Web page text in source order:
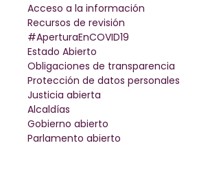
Acceso a la información
Recursos de revisión
#AperturaEnCOVID19
Estado Abierto
Obligaciones de transparencia
Protección de datos personales
Justicia abierta
Alcaldías
Gobierno abierto
Parlamento abierto